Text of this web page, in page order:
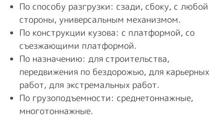
По способу разгрузки: сзади, сбоку, с любой
стороны, универсальным механизмом.
По конструкции кузова: с платформой, со
съезжающими платформой.
По назначению: для строительства,
передвижения по бездорожью, для карьерных
работ, для экстремальных работ.
По грузоподъемности: среднетоннажные,
многотоннажные.